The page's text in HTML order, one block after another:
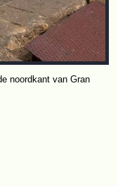
noordkant van Gran